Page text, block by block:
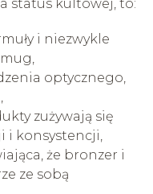
status kultowej, to:
i niezwykle
optycznego,
zużywają się
konsystencji,
że bronzer i
ze sobą